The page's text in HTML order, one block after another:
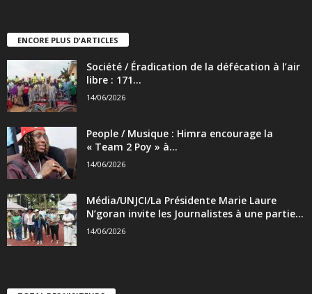
ENCORE PLUS D'ARTICLES
Société / Éradication de la défécation à l’air
libre : 171...
14/06/2026
People / Musique : Himra encourage la
« Team 2 Poy » à...
14/06/2026
Média/UNJCI/La Présidente Marie Laure
N’goran invite les Journalistes à une partie...
14/06/2026